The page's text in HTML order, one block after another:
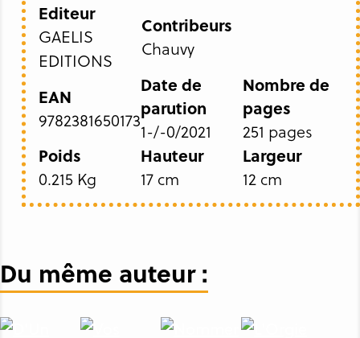
Editeur
GAELIS
EDITIONS
Contribeurs
Chauvy
EAN
9782381650173
Date de
parution
1-/-0/2021
Nombre de
pages
251 pages
Poids
0.215 Kg
Hauteur
17 cm
Largeur
12 cm
Du même auteur :